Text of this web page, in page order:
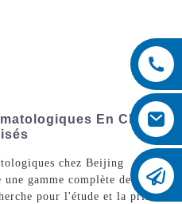
En Chine :
chez Beijing
gamme complète de
pour l'étude et la prise en